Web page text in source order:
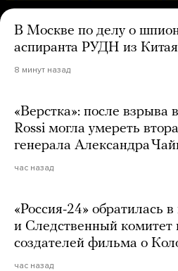
В Москве по делу о
аспиранта РУДН из Китая
8 минут назад
«Верстка»: после взрыва
Rossi могла умереть
генерала Александра
час назад
«Россия-24» обратилась в
и Следственный комитет
создателей фильма о
час назад